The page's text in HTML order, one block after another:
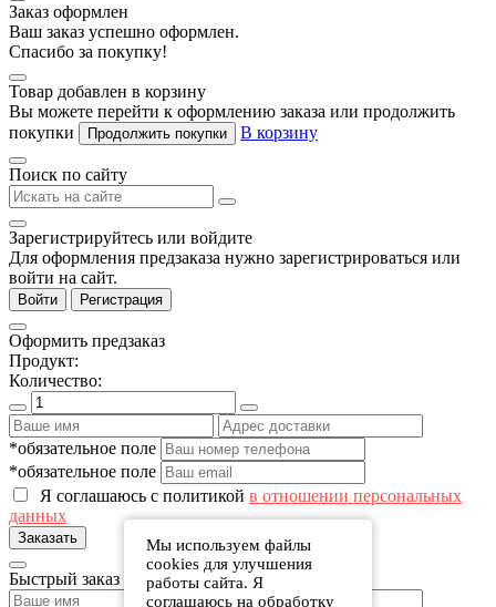
Заказ оформлен
Ваш заказ успешно оформлен.
Спасибо за покупку!
Товар добавлен в корзину
Вы можете перейти к оформлению заказа или продолжить
покупки
Продолжить покупки В корзину
Поиск по сайту
Зарегистрируйтесь или войдите
Для оформления предзаказа нужно зарегистрироваться или
войти на сайт.
Войти Регистрация
Оформить предзаказ
Продукт:
Количество:
*обязательное поле
*обязательное поле
Я соглашаюсь с политикой в отношении персональных
данных
Заказать
Быстрый заказ
Мы используем файлы
cookies для улучшения
работы сайта. Я
соглашаюсь на обработку